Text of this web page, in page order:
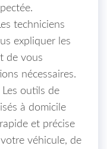
techniciens
expliquer les
de vous
nécessaires.
Les outils de
à domicile
et précise
véhicule, de